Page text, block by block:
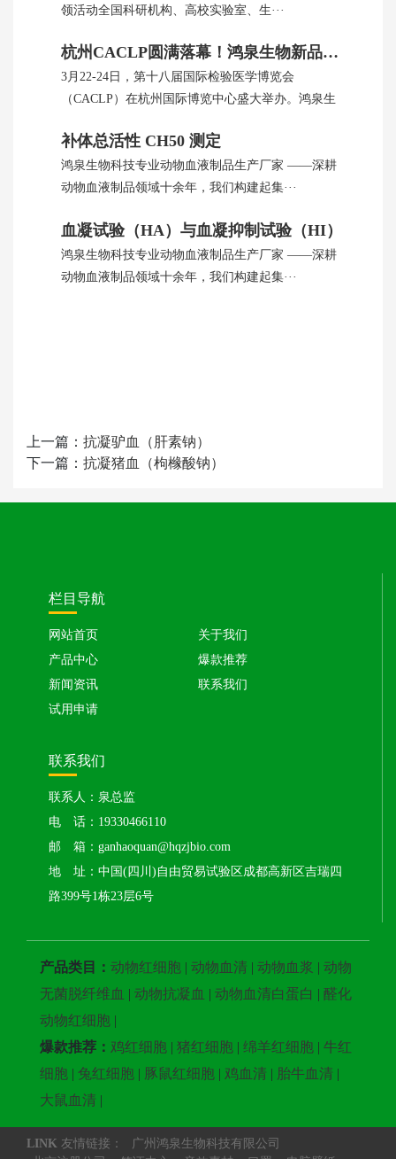
领活动全国科研机构、高校实验室、生···
杭州CACLP圆满落幕！鸿泉生物新品引全球瞩目
3月22-24日，第十八届国际检验医学博览会
（CACLP）在杭州国际博览中心盛大举办。鸿泉生
补体总活性 CH50 测定
鸿泉生物科技专业动物血液制品生产厂家 ——深耕
动物血液制品领域十余年，我们构建起集···
血凝试验（HA）与血凝抑制试验（HI）
鸿泉生物科技专业动物血液制品生产厂家 ——深耕
动物血液制品领域十余年，我们构建起集···
上一篇： 抗凝驴血（肝素钠）
下一篇： 抗凝猪血（枸橼酸钠）
栏目导航
网站首页
关于我们
产品中心
爆款推荐
新闻资讯
联系我们
试用申请
联系我们
联系人：泉总监
电 话：19330466110
邮 箱：ganhaoquan@hqzjbio.com
地 址：中国(四川)自由贸易试验区成都高新区吉瑞四
路399号1栋23层6号
产品类目： 动物红细胞 | 动物血清 | 动物血浆 | 动物
无菌脱纤维血 | 动物抗凝血 | 动物血清白蛋白 | 醛化
动物红细胞 |
爆款推荐： 鸡红细胞 | 猪红细胞 | 绵羊红细胞 | 牛红
细胞 | 兔红细胞 | 豚鼠红细胞 | 鸡血清 | 胎牛血清 |
大鼠血清 |
LINK 友情链接：
广州鸿泉生物科技有限公司